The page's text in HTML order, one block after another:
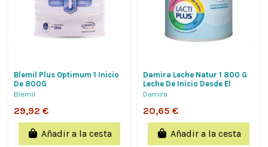
Blemil Plus Optimum 1 Inicio
De 800G
Blemil
29,92 €
Añadir a la cesta
Damira Leche Natur 1 800 G
Leche De Inicio Desde El
Primer Dia, Nueva Formula
Damira
20,65 €
Añadir a la cesta